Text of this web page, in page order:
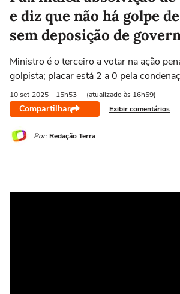
e diz que não há golpe
sem deposição de
Ministro é o terceiro a votar na ação
golpista; placar está 2 a 0 pela
10 set 2025 - 15h53 (atualizado às 16h59)
Compartilhar Exibir comentários
Por: Redação Terra